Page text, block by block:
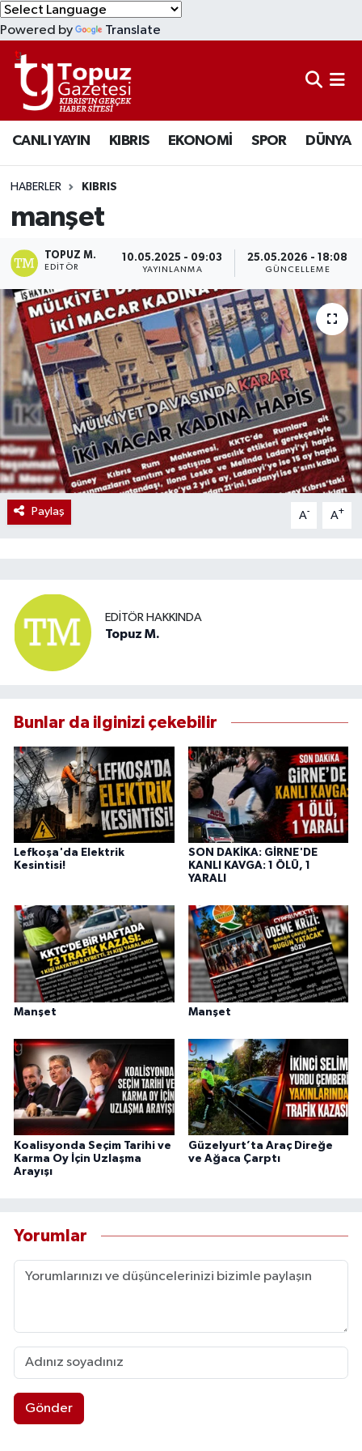
Powered by Translate
CANLI YAYIN KIBRIS EKONOMİ SPOR DÜNYA
HABERLER KIBRIS
manşet
TOPUZ M.
EDITÖR
10.05.2025 - 09:03
YAYINLANMA
25.05.2026 - 18:08
GÜNCELLEME
Paylaş A- A+
EDITÖR HAKKINDA
Topuz M.
Bunlar da ilginizi çekebilir
Lefkoşa'da Elektrik
Kesintisi!
SON DAKİKA: GİRNE'DE
KANLI KAVGA: 1 ÖLÜ, 1
YARALI
Manşet Manşet
Koalisyonda Seçim Tarihi ve
Karma Oy İçin Uzlaşma
Arayışı
Güzelyurt’ta Araç Direğe
ve Ağaca Çarptı
Yorumlar
Gönder
KIBRIS
DÜNYA
EKONOMİ
MAGAZİN
SAĞLIK
SPOR
TEKNOLOJİ
TÜRKİYE
Lefkoşa Nöbetçi Eczaneler
Lefkoşa Hava Durumu
Lefkoşa Trafik Yoğunluk Haritası
Süper Lig Puan Durumu ve Fikstür
Tüm Manşetler
Son Dakika Haberleri
Haber Arşivi